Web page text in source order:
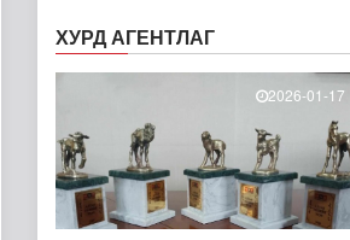
6 цаг 28 минутын өмнө
хамгаалахын тулд
Канадын иргэд мод бэ..
Дэлхийд
7 цаг 34 минутын өмнө
ЦАГ АГААР:
Улаанбаатарт
ХУРД АГЕНТЛАГ
2026-01-17